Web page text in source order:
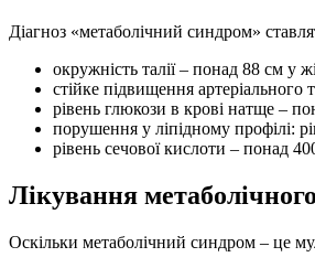
Діагноз «метаболічний синдром»
окружність талії – понад 88 см у
стійке підвищення артеріального
рівень глюкози в крові натще –
порушення у ліпідному профілі:
рівень сечової кислоти – понад
Лікування
Оскільки метаболічний синдром – це